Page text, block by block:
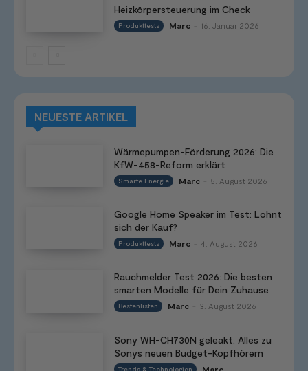
Heizkörpersteuerung im Check
Produkttests Marc 16. Januar 2026
NEUESTE ARTIKEL
Wärmepumpen-Förderung 2026: Die
KfW-458-Reform erklärt
Smarte Energie Marc 5. August 2026
Google Home Speaker im Test: Lohnt
sich der Kauf?
Produkttests Marc 4. August 2026
Rauchmelder Test 2026: Die besten
smarten Modelle für Dein Zuhause
Bestenlisten Marc 3. August 2026
Sony WH-CH730N geleakt: Alles zu
Sonys neuen Budget-Kopfhörern
Trends & Technologien Marc